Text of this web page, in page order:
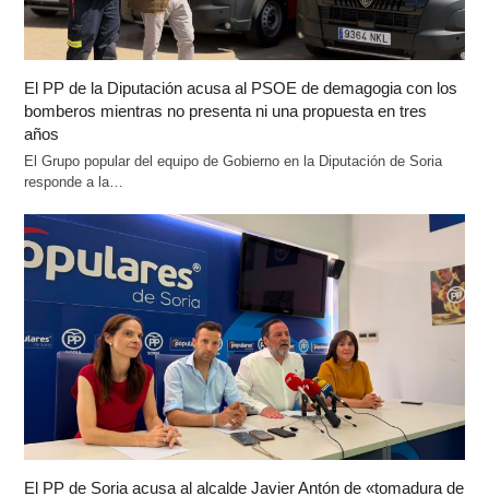
El PP de la Diputación acusa al PSOE de demagogia con los
bomberos mientras no presenta ni una propuesta en tres
años
El Grupo popular del equipo de Gobierno en la Diputación de Soria
responde a la…
El PP de Soria acusa al alcalde Javier Antón de «tomadura de